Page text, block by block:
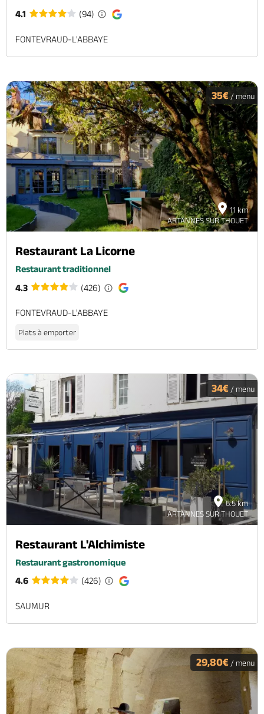
4.1
(94)
FONTEVRAUD-L'ABBAYE
11 km
ARTANNES SUR THOUET
35€/ menu
Restaurant La Licorne
Restaurant traditionnel
4.3
(426)
FONTEVRAUD-L'ABBAYE
Plats à emporter
6.5 km
ARTANNES SUR THOUET
34€ / menu
Restaurant L'Alchimiste
Restaurant gastronomique
4.6
(426)
SAUMUR
29,80€ / menu